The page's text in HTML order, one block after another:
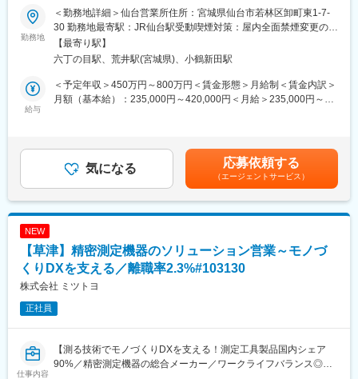
ユーザーニーズに合わせた提案力とニーズに合わせたカスタマイ
ズに対応できる技術力があります。また、世界約80の国と地域、
約500の営業拠点、約30の国と地域に工場がありグローバルに展
開しております。主力製品である空気圧制御機器において国内シ
目標である売上高1兆円を達成するため、国内外に積極的な投資を
行っています。事業継続性（BCP）の強化に力を入れており、半
を支えています。
変更の範囲：会社の定める業務
～働きやすさが評価された、ワークライフバランス重視の環境で
す～
■概要：
5,500種類以上に及ぶミツトヨ製品のうち特に機器商品（三次元測
定機、画像測定機、形状測定機、試験機器等）を中心とした提案
型営業をお任せします。
・自社技術を応用したモノづくり現場の工程改善、測定データの
活用に関する提案
・モノづくり現場における自動化/省人化に向けた測定ソリューシ
■当社の特徴：
・5,500種類以上の製品ラインナップで、"測る"分野において高い
総合力であらゆる角度からソリューションを提供
・業界シェア世界30%、国内50%、測定工具製品国内シェア
・幅広く高度なキーテクノロジーを自社で保有
・研究開発／製造／販売／サービスからリリースまで社内一貫体
勤務地
＜勤務地詳細＞仙台営業所住所：宮城県仙台市若林区卸町東1-7-
30 勤務地最寄駅：JR仙台駅受動喫煙対策：屋内全面禁煙変更の範
囲：会社の定める事業所（リモートワーク含む）
【最寄り駅】
六丁の目駅、荒井駅(宮城県)、小鶴新田駅
給与
＜予定年収＞450万円～800万円＜賃金形態＞月給制＜賃金内訳＞
月額（基本給）：235,000円～420,000円＜月給＞235,000円～
の場合は残業代別途支給賃金はあくまでも目安の金額であり、選
考を通じて上下する可能性があります。月給(月額)は固定手当を含
気になる 応募依頼する
（エージェントサービス）
NEW
【草津】精密測定機器のソリューション営業～モノづ
くりDXを支える／離職率2.3%#103130
株式会社 ミツトヨ
正社員
仕事内容
【測る技術でモノづくりDXを支える！測定工具製品国内シェア
90%／精密測定機器の総合メーカー／ワークライフバランス◎／